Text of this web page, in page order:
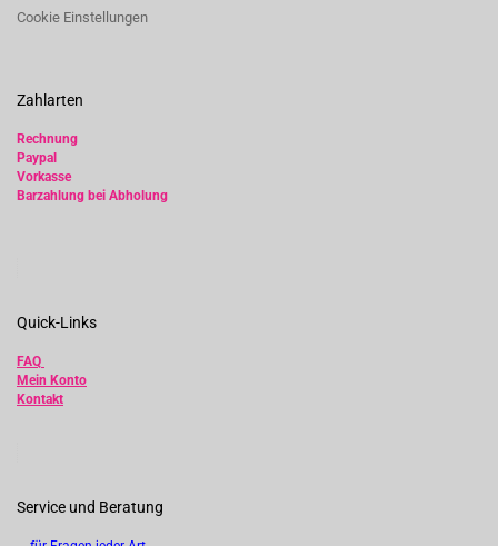
Cookie Einstellungen
Zahlarten
Rechnung
Paypal
Vorkasse
Barzahlung bei Abholung
Quick-Links
FAQ
Mein Konto
Kontakt
Service und Beratung